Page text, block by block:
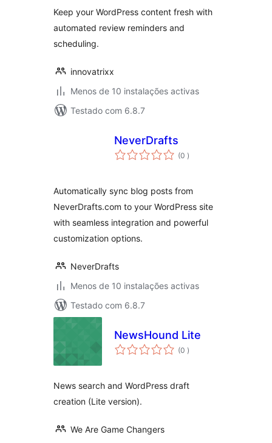
Keep your WordPress content fresh with
automated review reminders and
scheduling.
innovatrixx
Menos de 10 instalações activas
Testado com 6.8.7
NeverDrafts
(0 classificações
)
Automatically sync blog posts from
NeverDrafts.com to your WordPress site
with seamless integration and powerful
customization options.
NeverDrafts
Menos de 10 instalações activas
Testado com 6.8.7
NewsHound Lite
(0 classificações
)
News search and WordPress draft
creation (Lite version).
We Are Game Changers